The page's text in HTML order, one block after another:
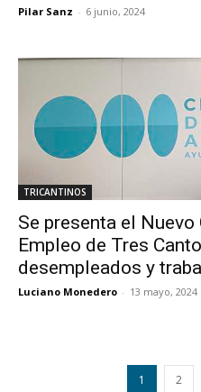
Pilar Sanz - 6 junio, 2024
TRICANTINOS
Se presenta el
Empleo de Tres
desempleados y
Luciano Monedero - 13 mayo, 2024
1 2